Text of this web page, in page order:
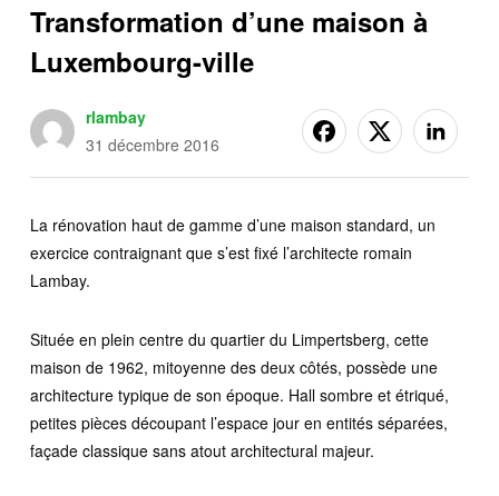
Transformation d’une maison à
Luxembourg-ville
rlambay
31 décembre 2016
La rénovation haut de gamme d’une maison standard, un
exercice contraignant que s’est fixé l’architecte romain
Lambay.
Située en plein centre du quartier du Limpertsberg, cette
maison de 1962, mitoyenne des deux côtés, possède une
architecture typique de son époque. Hall sombre et étriqué,
petites pièces découpant l’espace jour en entités séparées,
façade classique sans atout architectural majeur.